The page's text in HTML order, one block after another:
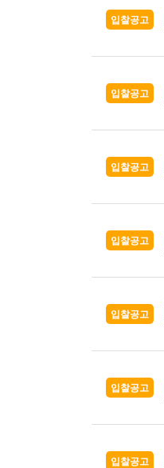
입찰공고
입찰공고
입찰공고
입찰공고
입찰공고
입찰공고
입찰공고